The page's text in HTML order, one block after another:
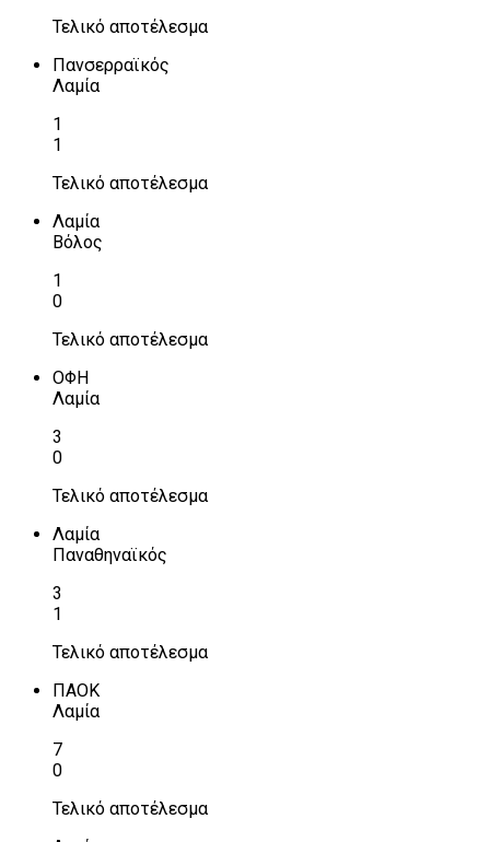
Τελικό αποτέλεσμα
Πανσερραϊκός
Λαμία
1
1
Τελικό αποτέλεσμα
Λαμία
Βόλος
1
0
Τελικό αποτέλεσμα
ΟΦΗ
Λαμία
3
0
Τελικό αποτέλεσμα
Λαμία
Παναθηναϊκός
3
1
Τελικό αποτέλεσμα
ΠΑΟΚ
Λαμία
7
0
Τελικό αποτέλεσμα